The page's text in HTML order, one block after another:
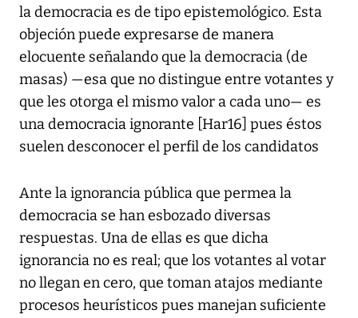
la democracia es de tipo epistemológico. Esta
objeción puede expresarse de manera
elocuente señalando que la democracia (de
masas) —esa que no distingue entre votantes y
que les otorga el mismo valor a cada uno— es
una democracia ignorante [Har16] pues éstos
suelen desconocer el perfil de los candidatos
Ante la ignorancia pública que permea la
democracia se han esbozado diversas
respuestas. Una de ellas es que dicha
ignorancia no es real; que los votantes al votar
no llegan en cero, que toman atajos mediante
procesos heurísticos pues manejan suficiente